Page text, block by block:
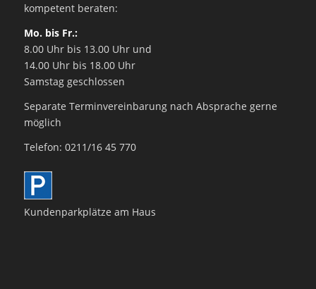
kompetent beraten:
Mo. bis Fr.:
8.00 Uhr bis 13.00 Uhr und
14.00 Uhr bis 18.00 Uhr
Samstag geschlossen
Separate Terminvereinbarung nach Absprache gerne
möglich
Telefon: 0211/16 45 770
Kundenparkplätze am Haus